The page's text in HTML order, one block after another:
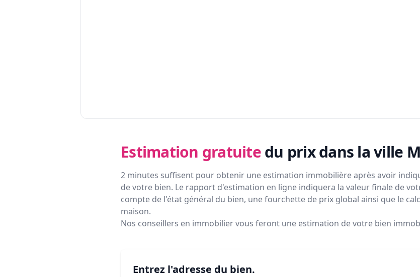
Estimation gratuite du prixdans la ville
2 minutes suffisent pour obtenir une estimation immobilière après avoir
de votre bien. Le rapport d'estimation en ligne indiquera la valeur finale de
compte de l'état général du bien, une fourchette de prix global ainsi que le
maison.
Nos conseillers en immobilier vous feront une estimation de votre bien
Entrez l'adresse du bien.